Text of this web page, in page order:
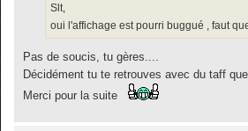
Slt,
oui l'affichage est pourri buggué , faut
Pas de soucis, tu gères....
Décidément tu te retrouves avec du taff
Merci pour la suite